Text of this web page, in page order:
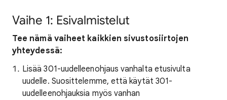
Vaihe 1: Esivalmistelut
Tee nämä vaiheet kaikkien sivustosiirtojen
yhteydessä:
Lisää 301-uudelleenohjaus vanhalta etusivulta
uudelle. Suosittelemme, että käytät 301-
uudelleenohjauksia myös vanhan